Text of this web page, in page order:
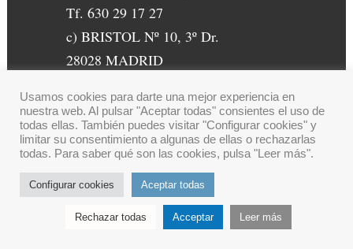
Tf. 630 29 17 27
c) BRISTOL Nº 10, 3º Dr.
28028 MADRID
© Copyright DIEGO BALABASQUER
Usamos cookies para darte una mejor experiencia en
nuestra web. Al pulsar "Aceptar todas" consientes el uso de
todas ellas. También puedes visitar "Configurar cookies" y
limitar su consentimiento a algunas de ellas o rechazarlas
todas. Para saber qué son las cookies, pulsa "Leer más".
Configurar cookies Aceptar todas
Rechazar todas Acceptar Leer más